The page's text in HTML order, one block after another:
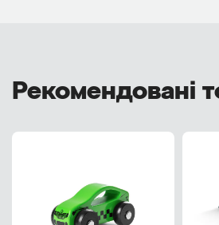
Рекомендовані